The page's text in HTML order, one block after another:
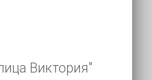
Виктория"